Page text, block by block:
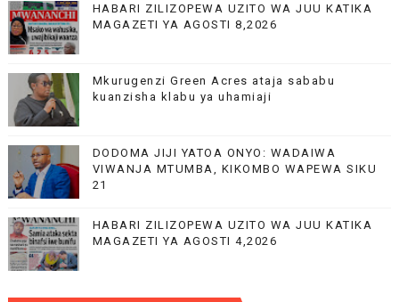
HABARI ZILIZOPEWA UZITO WA JUU KATIKA
MAGAZETI YA AGOSTI 8,2026
Mkurugenzi Green Acres ataja sababu
kuanzisha klabu ya uhamiaji
DODOMA JIJI YATOA ONYO: WADAIWA
VIWANJA MTUMBA, KIKOMBO WAPEWA SIKU
21
HABARI ZILIZOPEWA UZITO WA JUU KATIKA
MAGAZETI YA AGOSTI 4,2026